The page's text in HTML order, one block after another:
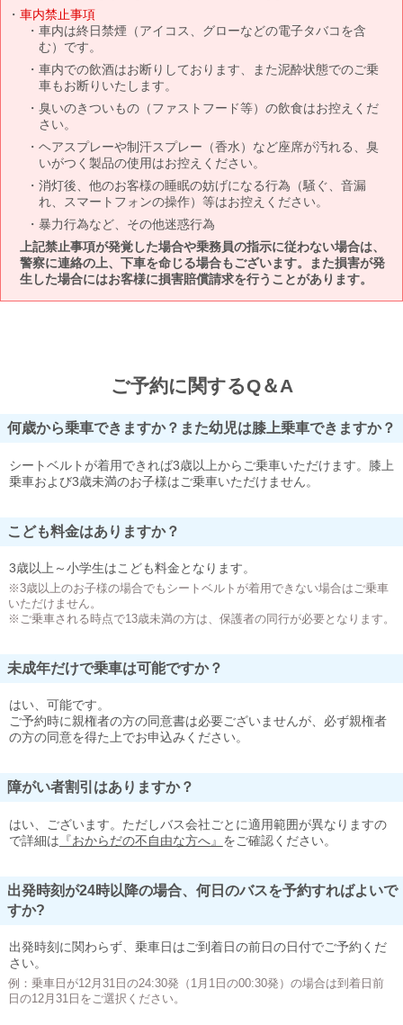
車内禁止事項
車内は終日禁煙（アイコス、グローなどの電子タバコを含
む）です。
車内での飲酒はお断りしております、また泥酔状態でのご乗
車もお断りいたします。
臭いのきついもの（ファストフード等）の飲食はお控えくだ
さい。
ヘアスプレーや制汗スプレー（香水）など座席が汚れる、臭
いがつく製品の使用はお控えください。
消灯後、他のお客様の睡眠の妨げになる行為（騒ぐ、音漏
れ、スマートフォンの操作）等はお控えください。
暴力行為など、その他迷惑行為
上記禁止事項が発覚した場合や乗務員の指示に従わない場合は、
警察に連絡の上、下車を命じる場合もございます。また損害が発
生した場合にはお客様に損害賠償請求を行うことがあります。
ご予約に関するQ＆A
何歳から乗車できますか？また幼児は膝上乗車できますか？
シートベルトが着用できれば3歳以上からご乗車いただけます。膝上
乗車および3歳未満のお子様はご乗車いただけません。
こども料金はありますか？
3歳以上～小学生はこども料金となります。
※3歳以上のお子様の場合でもシートベルトが着用できない場合はご乗車
いただけません。
※ご乗車される時点で13歳未満の方は、保護者の同行が必要となります。
未成年だけで乗車は可能ですか？
はい、可能です。
ご予約時に親権者の方の同意書は必要ございませんが、必ず親権者
の方の同意を得た上でお申込みください。
障がい者割引はありますか？
はい、ございます。ただしバス会社ごとに適用範囲が異なりますの
で詳細は 『おからだの不自由な方へ』 をご確認ください。
出発時刻が24時以降の場合、何日のバスを予約すればよいで
すか?
出発時刻に関わらず、乗車日はご到着日の前日の日付でご予約くだ
さい。
例：乗車日が12月31日の24:30発（1月1日の00:30発）の場合は到着日前
日の12月31日をご選択ください。